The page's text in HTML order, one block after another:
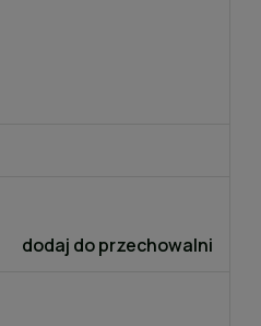
dodaj do przechowalni